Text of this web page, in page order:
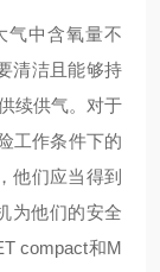
气中含氧量不
清洁且能够持
续供气。对于
工作条件下的
他们应当得到
为他们的安全
compact和M